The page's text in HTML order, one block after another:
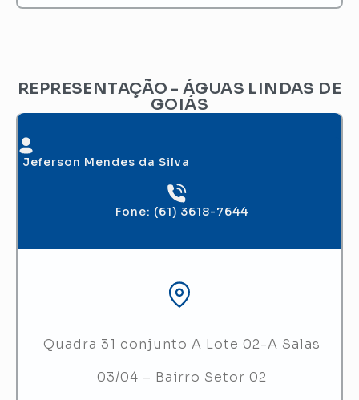
REPRESENTAÇÃO - ÁGUAS LINDAS DE
GOIÁS
Jeferson Mendes da Silva
Fone: (61) 3618-7644
Quadra 31 conjunto A Lote 02-A Salas
03/04 – Bairro Setor 02